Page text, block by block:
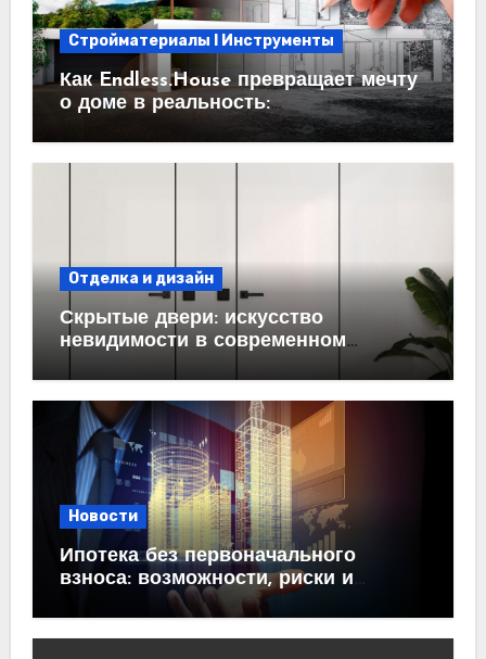
Стройматериалы l Инструменты
Как Endless.House превращает мечту
о доме в реальность:
проектирование под ключ
Отделка и дизайн
Скрытые двери: искусство
невидимости в современном
Новости
Ипотека без первоначального
взноса: возможности, риски и
практические рекомендации<